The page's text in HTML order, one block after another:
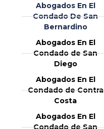
Abogados En El
Condado De San
Bernardino
Abogados En El
Condado de San
Diego
Abogados En El
Condado de Contra
Costa
Abogados En El
Condado de San